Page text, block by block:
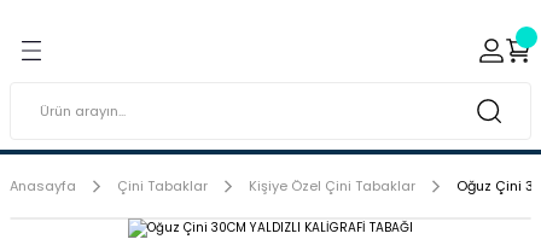
Porselen Boyaları (Toz
Tabaklar
Anasayfa Çini Tabaklar Kişiye Özel Çini Tabaklar Oğuz Çini